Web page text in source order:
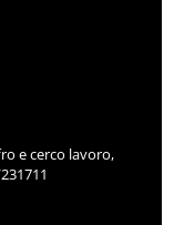
e cerco lavoro,